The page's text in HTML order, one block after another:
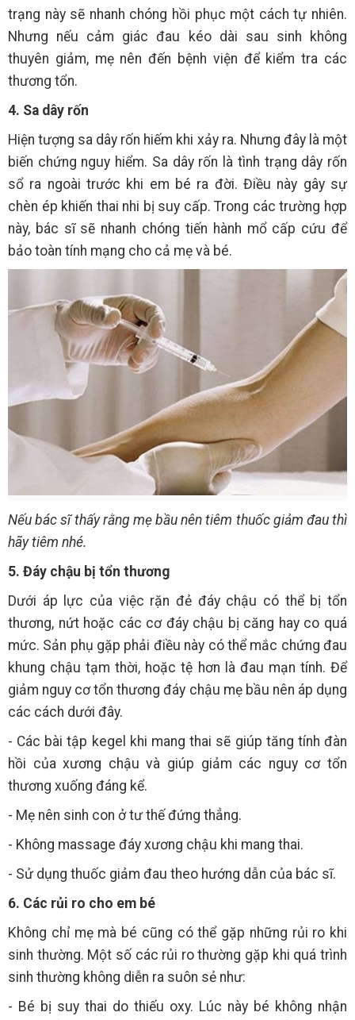
trạng này sẽ nhanh chóng hồi phục một cách tự nhiên.
Nhưng nếu cảm giác đau kéo dài sau sinh không
thuyên giảm, mẹ nên đến bệnh viện để kiểm tra các
thương tổn.
4. Sa dây rốn
Hiện tượng sa dây rốn hiếm khi xảy ra. Nhưng đây là một
biến chứng nguy hiểm. Sa dây rốn là tình trạng dây rốn
sổ ra ngoài trước khi em bé ra đời. Điều này gây sự
chèn ép khiến thai nhi bị suy cấp. Trong các trường hợp
này, bác sĩ sẽ nhanh chóng tiến hành mổ cấp cứu để
bảo toàn tính mạng cho cả mẹ và bé.
Nếu bác sĩ thấy rằng mẹ bầu nên tiêm thuốc giảm đau thì
hãy tiêm nhé.
5. Đáy chậu bị tổn thương
Dưới áp lực của việc rặn đẻ đáy chậu có thể bị tổn
thương, nứt hoặc các cơ đáy chậu bị căng hay co quá
mức. Sản phụ gặp phải điều này có thể mắc chứng đau
khung chậu tạm thời, hoặc tệ hơn là đau mạn tính. Để
giảm nguy cơ tổn thương đáy chậu mẹ bầu nên áp dụng
các cách dưới đây.
- Các bài tập kegel khi mang thai sẽ giúp tăng tính đàn
hồi của xương chậu và giúp giảm các nguy cơ tổn
thương xuống đáng kể.
- Mẹ nên sinh con ở tư thế đứng thẳng.
- Không massage đáy xương chậu khi mang thai.
- Sử dụng thuốc giảm đau theo hướng dẫn của bác sĩ.
6. Các rủi ro cho em bé
Không chỉ mẹ mà bé cũng có thể gặp những rủi ro khi
sinh thường. Một số các rủi ro thường gặp khi quá trình
sinh thường không diễn ra suôn sẻ như:
- Bé bị suy thai do thiếu oxy. Lúc này bé không nhận